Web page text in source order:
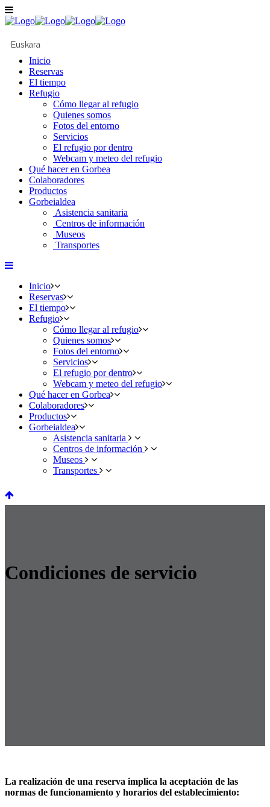
Euskara
Inicio
Reservas
El tiempo
Refugio
Cómo llegar al refugio
Quienes somos
Fotos del entorno
Servicios
El refugio por dentro
Webcam y meteo del refugio
Qué hacer en Gorbea
Colaboradores
Productos
Gorbeialdea
Asistencia sanitaria
Centros de información
Museos
Transportes
Inicio
Reservas
El tiempo
Refugio
Cómo llegar al refugio
Quienes somos
Fotos del entorno
Servicios
El refugio por dentro
Webcam y meteo del refugio
Qué hacer en Gorbea
Colaboradores
Productos
Gorbeialdea
Asistencia sanitaria
Centros de información
Museos
Transportes
Condiciones de servicio
La realización de una reserva implica la aceptación de las
normas de funcionamiento y horarios del establecimiento: